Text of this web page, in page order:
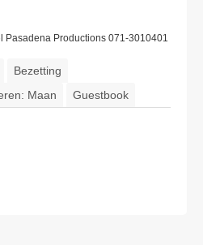
ARTIESTEN
PROFIEL
CONTACT
Pasadena Productions 071-3010401
Bezetting
Maan
Guestbook